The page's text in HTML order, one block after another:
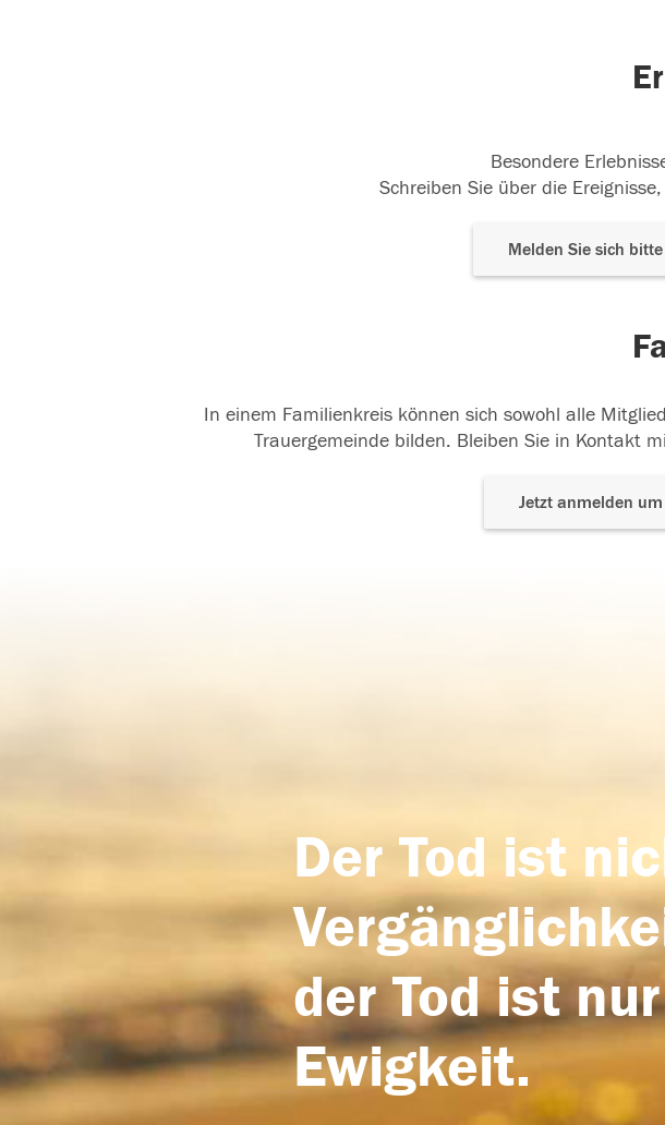
Besondere
Schreiben Sie über die
Melden Sie sich
In einem Familienkreis können sich sowohl alle
Trauergemeinde bilden. Bleiben Sie in Kontakt
Jetzt anmelden
Der Tod ist
der Tod ist
Ewigkeit.